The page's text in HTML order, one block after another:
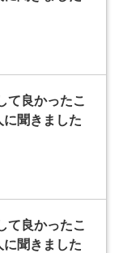
て良かったこ
に聞きました
て良かったこ
に聞きました